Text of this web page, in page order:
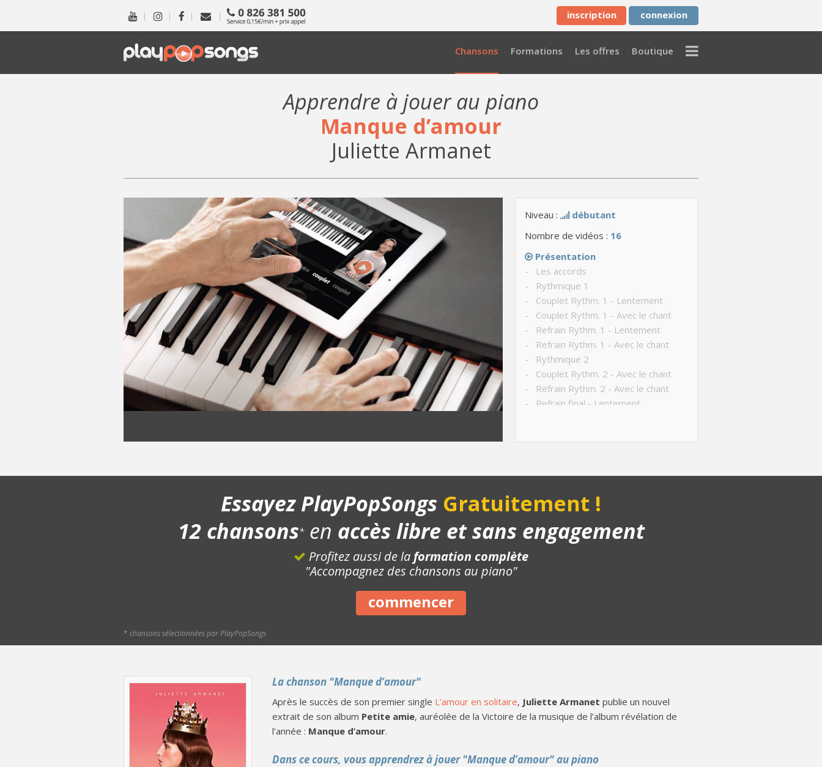
| | | | inscription connexion
Chansons Formations Les offres Boutique Menu
Apprendre à jouer au piano
Manque d’amour
Juliette Armanet
Niveau :
débutant
Nombre de vidéos : 16
Présentation
- Les accords
- Rythmique 1
- Couplet Rythm. 1 - Lentement
- Couplet Rythm. 1 - Avec le chant
- Refrain Rythm. 1 - Lentement
- Refrain Rythm. 1 - Avec le chant
- Rythmique 2
- Couplet Rythm. 2 - Avec le chant
- Refrain Rythm. 2 - Avec le chant
- Refrain final - Lentement
- Bonus
Essayez PlayPopSongs Gratuitement !
12 chansons*en accès libre et sans engagement
Profitez aussi de la formation complète
"Accompagnez des chansons au piano"
commencer
* chansons sélectionnées par PlayPopSongs
La chanson "Manque d’amour"
Après le succès de son premier single L’amour en solitaire, Juliette Armanet publie un nouvel
extrait de son album Petite amie, auréolée de la Victoire de la musique de l’album révélation de
l’année : Manque d’amour.
Dans ce cours, vous apprendrez à jouer "Manque d’amour" au piano